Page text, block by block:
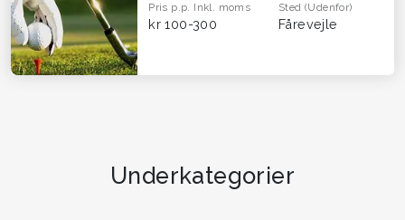
Pris p.p. Inkl. moms
kr 100-300
Sted(Udenfor)
Fårevejle
Underkategorier